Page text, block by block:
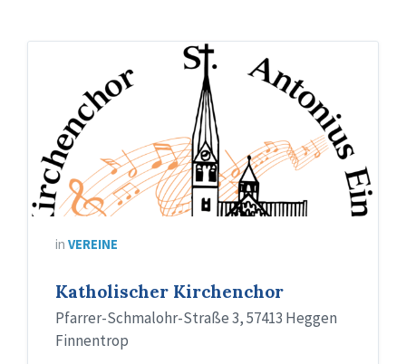
in VEREINE
Katholischer Kirchenchor
Pfarrer-Schmalohr-Straße 3, 57413 Heggen
Finnentrop